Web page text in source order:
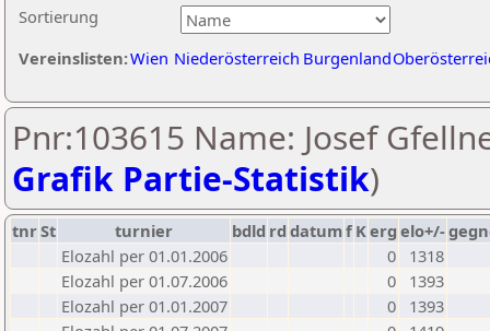
Sortierung
Vereinslisten:Wien Niederösterreich Burgenland
Pnr:103615 Name: Josef
Grafik Partie-Statistik)
tnrSt turnier bdld rd datumf Kerg elo+/-
Elozahl per 01.01.2006
0
1318
Elozahl per 01.07.2006
0
1393
Elozahl per 01.01.2007
0
1393